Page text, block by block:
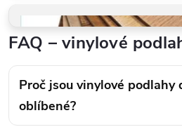
Takto je děláme v BUKOMĚ
VZORKY ZDARMA
Dotkněte se kvality a vyberte
FAQ – vinylové
Proč jsou vinylové podlahy
oblíbené?